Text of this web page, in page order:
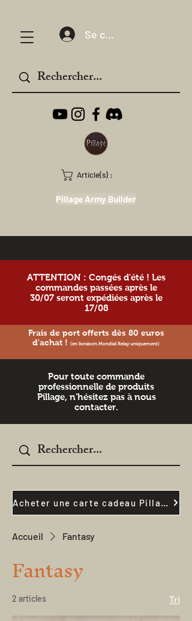
Se connecter
Article(s) :
Pillage Army Builder
ATTENTION : Congés d'été ! Les
commandes passées après le
30/07 seront expédiées après le
17/08
Frais de port offerts dès 80 euros
d'achat ! (en livraison Mondial Relay uniquement)
Pour toute commande
professionnelle de produits
Pillage, n'hésitez pas à nous
contacter.
Acheter une carte cadeau Pillage
Accueil Fantasy
Fantasy
2 articles Tri